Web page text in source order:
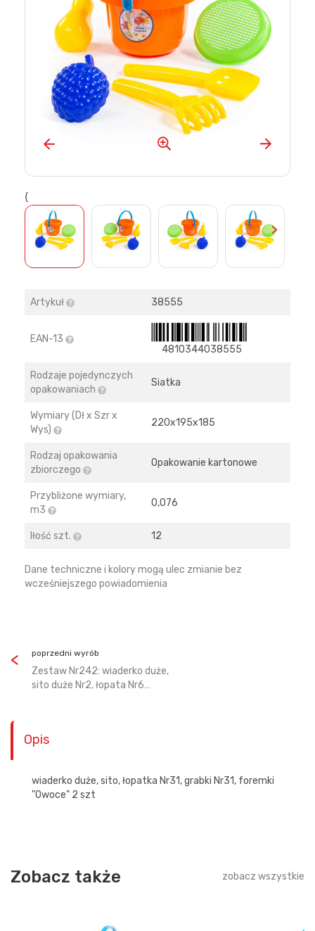
{
>
Artykuł 38555
EAN-13
4810344038555
Rodzaje pojedynczych
opakowaniach
Siatka
Wymiary (Dł x Szr x
Wys)
220х195х185
Rodzaj opakowania
zbiorczego
Opakowanie kartonowe
Przybliżone wymiary,
m3
0,076
Iłość szt. 12
Dane techniczne i kolory mogą ulec zmianie bez
wcześniejszego powiadomienia
poprzedni wyrób
Zestaw Nr242: wiaderko duże,
sito duże Nr2, łopata Nr6…
Opis
wiaderko duże, sito, łopatka Nr31, grabki Nr31, foremki
"Owoce" 2 szt
Zobacz także zobacz wszystkie